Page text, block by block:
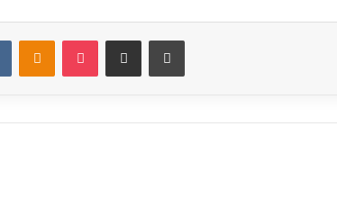
VKontakteOdnoklassniki
Pocket Share via Email Print